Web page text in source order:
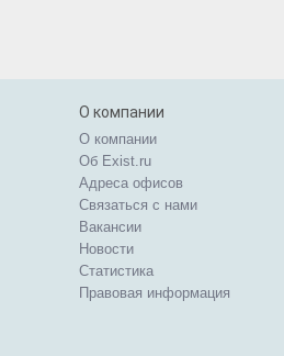
О компании
О компании
Об Exist.ru
Адреса офисов
Связаться с нами
Вакансии
Новости
Статистика
Правовая информация